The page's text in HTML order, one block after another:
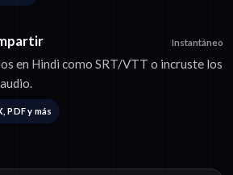
Instantáneo
en Hindi como SRT/VTT o incruste los
PDF y más